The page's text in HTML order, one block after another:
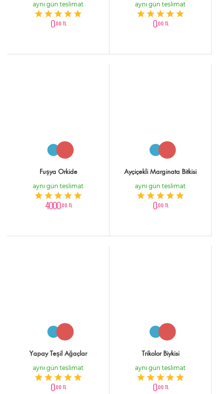
aynı gün teslimat
0,00 TL
aynı gün teslimat
0,00 TL
Fuşya Orkide
aynı gün teslimat
4000,00 TL
Ayçiçekli Marginata Bitkisi
aynı gün teslimat
0,00 TL
Yapay Teşil Ağaçlar
aynı gün teslimat
0,00 TL
Trikolor Biykisi
aynı gün teslimat
0,00 TL